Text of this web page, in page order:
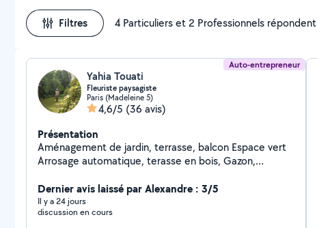
Filtres 4 Particuliers et 2 Professionnels répondent
Auto-entrepreneur
Yahia Touati
Fleuriste paysagiste
Paris (Madeleine 5)
4,6/5 (36 avis)
Présentation
Aménagement de jardin, terrasse, balcon Espace vert
Arrosage automatique, terasse en bois, Gazon,
Dernier avis laissé par Alexandre : 3/5
Il y a 24 jours
discussion en cours